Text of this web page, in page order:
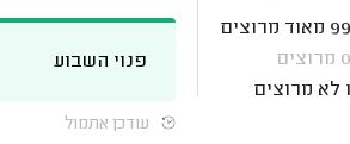
מאוד מרוצים
מרוצים
לא מרוצים
פנוי השבוע
עודכן אתמול